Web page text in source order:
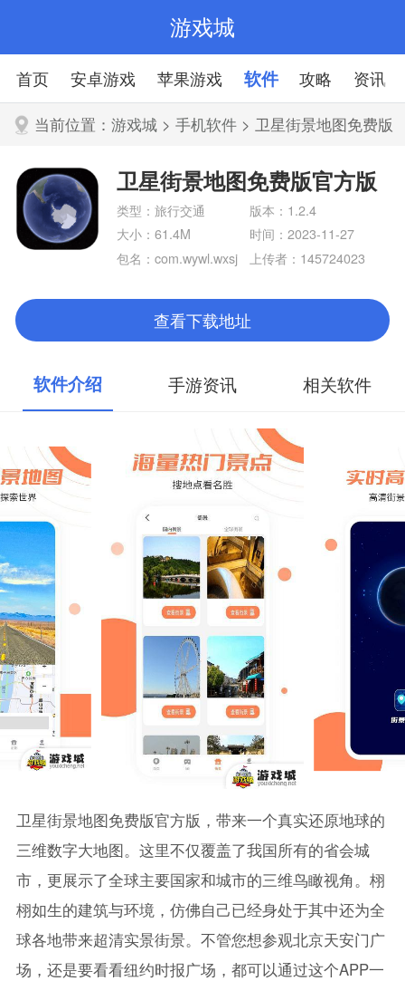
游戏城
首页 安卓游戏 苹果游戏 软件 攻略 资讯
当前位置：游戏城 >手机软件 > 卫星街景地图免费版
官方版
卫星街景地图免费版官方版
类型：旅行交通
版本：1.2.4
大小：61.4M
时间：2023-11-27
包名：com.wywl.wxsj
上传者：145724023
查看下载地址
软件介绍 手游资讯 相关软件
卫星街景地图免费版官方版，带来一个真实还原地球的
三维数字大地图。这里不仅覆盖了我国所有的省会城
市，更展示了全球主要国家和城市的三维鸟瞰视角。栩
栩如生的建筑与环境，仿佛自己已经身处于其中还为全
球各地带来超清实景街景。不管您想参观北京天安门广
场，还是要看看纽约时报广场，都可以通过这个APP一